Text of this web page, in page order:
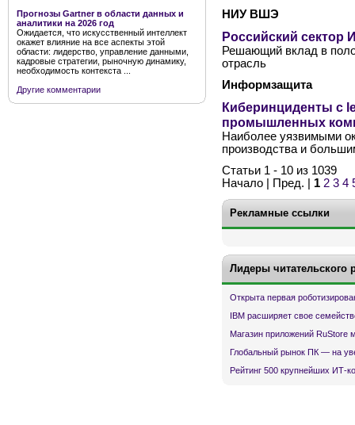
Прогнозы Gartner в области данных и
аналитики на 2026 год
Ожидается, что искусственный интеллект
окажет влияние на все аспекты этой
области: лидерство, управление данными,
кадровые стратегии, рыночную динамику,
необходимость контекста ...
Другие комментарии
НИУ ВШЭ
Российский сектор
Решающий вклад в
отрасль
Информзащита
Киберинциденты с
промышленных
Наиболее уязвимыми
производства и
Статьи 1 - 10 из 1039
Начало | Пред. | 1 2 3 4
Рекламные ссылки
Лидеры читательского
Открыта первая
IBM расширяет свое
Магазин приложений RuStore
Глобальный рынок ПК — на
Рейтинг 500 крупнейших ИТ-